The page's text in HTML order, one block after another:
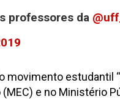
professores da
estudantil
e no Ministério